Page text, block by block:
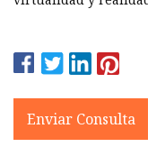
Enviar Consulta